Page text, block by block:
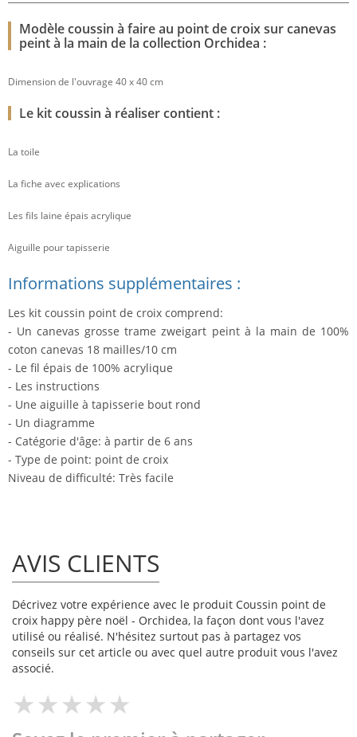
Modèle coussin à faire au point de croix sur canevas
peint à la main de la collection Orchidea :
Dimension de l'ouvrage 40 x 40 cm
Le kit coussin à réaliser contient :
La toile
La fiche avec explications
Les fils laine épais acrylique
Aiguille pour tapisserie
Informations supplémentaires :
Les kit coussin point de croix comprend:
- Un canevas grosse trame zweigart peint à la main de 100%
coton canevas 18 mailles/10 cm
- Le fil épais de 100% acrylique
- Les instructions
- Une aiguille à tapisserie bout rond
- Un diagramme
- Catégorie d'âge: à partir de 6 ans
- Type de point: point de croix
Niveau de difficulté: Très facile
AVIS CLIENTS
Décrivez votre expérience avec le produit Coussin point de
croix happy père noël - Orchidea, la façon dont vous l'avez
utilisé ou réalisé. N'hésitez surtout pas à partagez vos
conseils sur cet article ou avec quel autre produit vous l'avez
associé.